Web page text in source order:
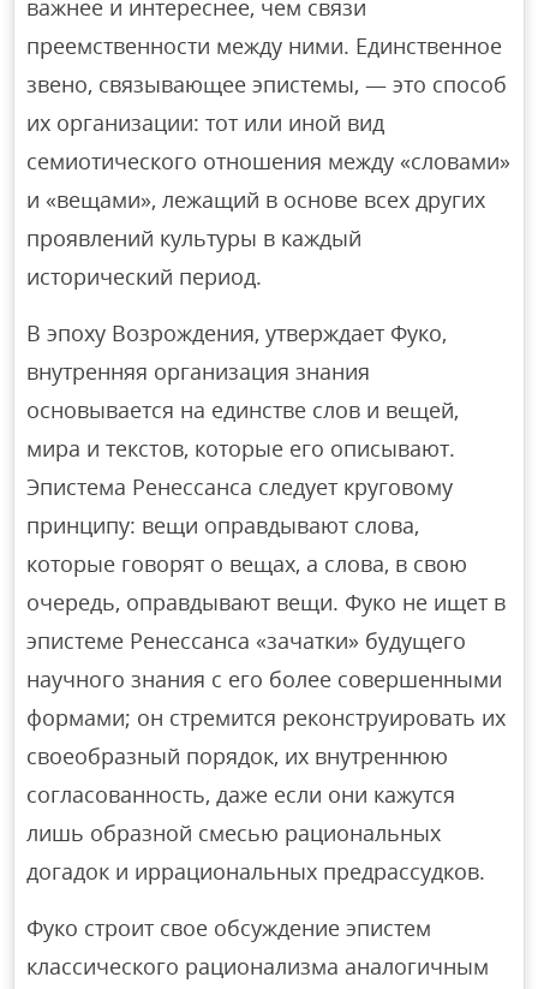
важнее и интереснее, чем связи
преемственности между ними. Единственное
звено, связывающее эпистемы, — это способ
их организации: тот или иной вид
семиотического отношения между «словами»
и «вещами», лежащий в основе всех других
проявлений культуры в каждый
исторический период.
В эпоху Возрождения, утверждает Фуко,
внутренняя организация знания
основывается на единстве слов и вещей,
мира и текстов, которые его описывают.
Эпистема Ренессанса следует круговому
принципу: вещи оправдывают слова,
которые говорят о вещах, а слова, в свою
очередь, оправдывают вещи. Фуко не ищет в
эпистеме Ренессанса «зачатки» будущего
научного знания с его более совершенными
формами; он стремится реконструировать их
своеобразный порядок, их внутреннюю
согласованность, даже если они кажутся
лишь образной смесью рациональных
догадок и иррациональных предрассудков.
Фуко строит свое обсуждение эпистем
классического рационализма аналогичным